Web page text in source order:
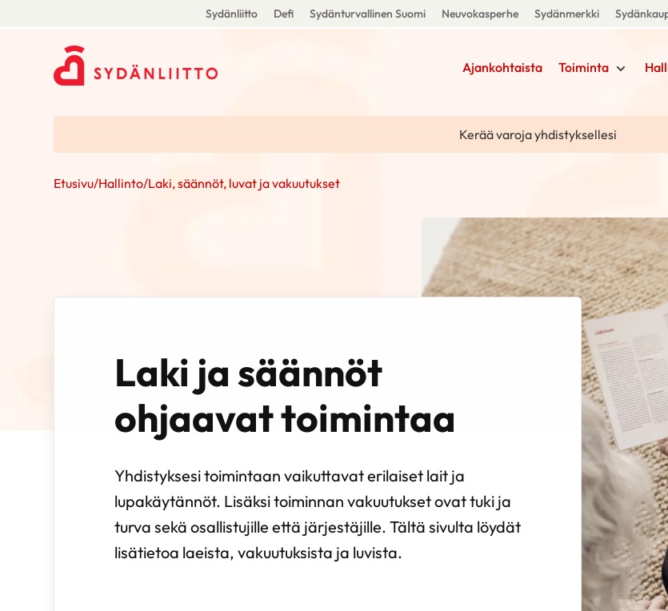
Sydänliitto Defi Sydänturvallinen Suomi Neuvokasperhe Sydänmerkki
Ajankohtaista Toiminta
Kerää varoja yhdistyksellesi
Etusivu/Hallinto/Laki, säännöt, luvat ja vakuutukset
Laki ja säännöt
ohjaavat toimintaa
Yhdistyksesi toimintaan vaikuttavat erilaiset lait ja
lupakäytännöt. Lisäksi toiminnan vakuutukset ovat tuki ja
turva sekä osallistujille että järjestäjille. Tältä sivulta löydät
lisätietoa laeista, vakuutuksista ja luvista.